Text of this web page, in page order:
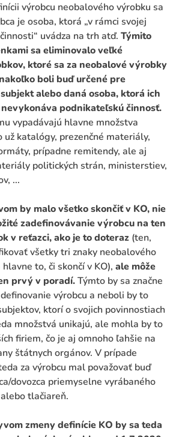
výrobcu neobalového výrobku sa
je osoba, ktorá „v rámci svojej
uvádza na trh atď. Týmito
sa eliminovalo veľké
ktoré sa za neobalové výrobky
boli buď určené pre
alebo daná osoba, ktorá ich
podnikateľskú činnosť.
vypadávajú hlavne množstva
už katalógy, prezenčné materiály,
prípadne remitendy, ale aj
politických strán, ministerstiev,
...
by malo všetko skončiť v KO, nie
zadefinovávanie výrobcu na ten
v reťazci, ako je to doteraz (ten,
všetky tri znaky neobalového
to, či skončí v KO), ale môže
prvý v poradí.Týmto by sa značne
výrobcu a neboli by to
ktorí o svojich povinnostiach
množstvá unikajú, ale mohla by to
firiem, čo je aj omnoho ľahšie na
štátnych orgánov. V prípade
za výrobcu mal považovať buď
dovozca priemyselne vyrábaného
tlačiareň.
zmeny definície KO by sa teda